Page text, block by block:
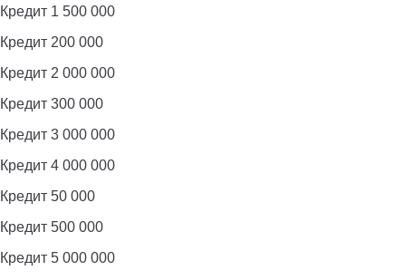
Кредит 1 500 000
Кредит 200 000
Кредит 2 000 000
Кредит 300 000
Кредит 3 000 000
Кредит 4 000 000
Кредит 50 000
Кредит 500 000
Кредит 5 000 000